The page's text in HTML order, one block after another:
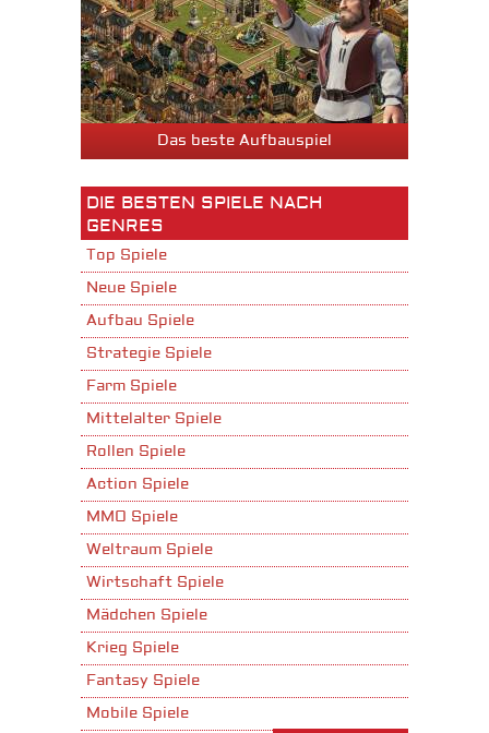
Das beste Aufbauspiel
DIE BESTEN SPIELE NACH
GENRES
Top Spiele
Neue Spiele
Aufbau Spiele
Strategie Spiele
Farm Spiele
Mittelalter Spiele
Rollen Spiele
Action Spiele
MMO Spiele
Weltraum Spiele
Wirtschaft Spiele
Mädchen Spiele
Krieg Spiele
Fantasy Spiele
Mobile Spiele